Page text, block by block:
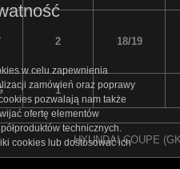
2 18/19
1
HYUNDAI COUPE
w celu zapewnienia
zamówień oraz poprawy
pozwalają nam także
ofertę elementów
technicznych.
cookies lub dostosować ich